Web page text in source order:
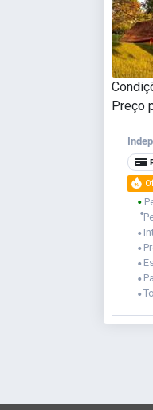
Preço
⬤
⬤
⬤
⬤
⬤
⬤
⬤